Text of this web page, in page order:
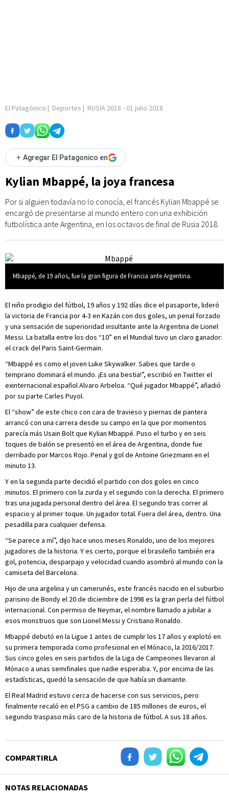
El Patagónico | Deportes | RUSIA 2018 - 01 julio 2018
+ Agregar El Patagonico en
Kylian Mbappé, la joya francesa
Por si alguien todavía no lo conocía, el francés Kylian Mbappé se
encargó de presentarse al mundo entero con una exhibición
futbolística ante Argentina, en los octavos de final de Rusia 2018.
Mbappé, de 19 años, fue la gran figura de Francia ante Argentina.
El niño prodigio del fútbol, 19 años y 192 días dice el pasaporte, lideró
la victoria de Francia por 4-3 en Kazán con dos goles, un penal forzado
y una sensación de superioridad insultante ante la Argentina de Lionel
Messi. La batalla entre los dos “10” en el Mundial tuvo un claro ganador:
el crack del Paris Saint-Germain.
“Mbappé es como el joven Luke Skywalker. Sabes que tarde o
temprano dominará el mundo. ¡Es una bestia!”, escribió en Twitter el
exinternacional español Alvaro Arbeloa. “Qué jugador Mbappé”, añadió
por su parte Carles Puyol.
El “show” de este chico con cara de travieso y piernas de pantera
arrancó con una carrera desde su campo en la que por momentos
parecía más Usain Bolt que Kylian Mbappé. Puso el turbo y en seis
toques de balón se presentó en el área de Argentina, donde fue
derribado por Marcos Rojo. Penal y gol de Antoine Griezmann en el
minuto 13.
Y en la segunda parte decidió el partido con dos goles en cinco
minutos. El primero con la zurda y el segundo con la derecha. El primero
tras una jugada personal dentro del área. El segundo tras correr al
espacio y al primer toque. Un jugador total. Fuera del área, dentro. Una
pesadilla para cualquier defensa.
“Se parece a mí”, dijo hace unos meses Ronaldo, uno de los mejores
jugadores de la historia. Y es cierto, porque el brasileño también era
gol, potencia, desparpajo y velocidad cuando asombró al mundo con la
camiseta del Barcelona.
Hijo de una argelina y un camerunés, este francés nacido en el suburbio
parisino de Bondy el 20 de diciembre de 1998 es la gran perla del fútbol
internacional. Con permiso de Neymar, el nombre llamado a jubilar a
esos monstruos que son Lionel Messi y Cristiano Ronaldo.
Mbappé debutó en la Ligue 1 antes de cumplir los 17 años y explotó en
su primera temporada como profesional en el Mónaco, la 2016/2017.
Sus cinco goles en seis partidos de la Liga de Campeones llevaron al
Mónaco a unas semifinales que nadie esperaba. Y, por encima de las
estadísticas, quedó la sensación de que había un diamante.
El Real Madrid estuvo cerca de hacerse con sus servicios, pero
finalmente recaló en el PSG a cambio de 185 millones de euros, el
segundo traspaso más caro de la historia de fútbol. A sus 18 años.
COMPARTIRLA
NOTAS RELACIONADAS